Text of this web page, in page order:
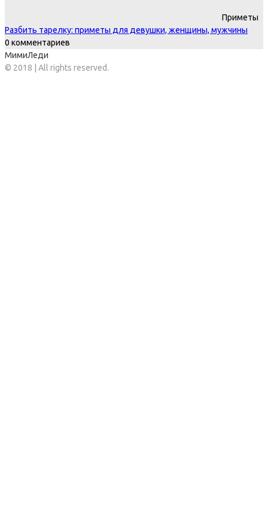
Приметы
Разбить тарелку: приметы для девушки, женщины, мужчины
0 комментариев
МимиЛеди
© 2018 | All rights reserved.